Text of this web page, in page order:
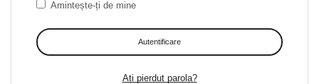
Amintește-ți de mine
Autentificare
Ați pierdut parola?